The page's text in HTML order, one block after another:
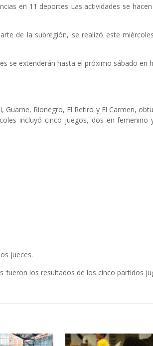
en 11 deportes Las actividades se
de la subregión, se realizó este
se extenderán hasta el próximo sábado en
Rionegro, El Retiro y El Carmen,
incluyó cinco juegos, dos en
jueces.
los resultados de los cinco partidos